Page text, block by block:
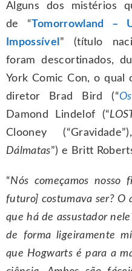
Alguns dos mistérios
de “Tomorrowland –
Impossível ” (título
foram descortinados,
York Comic Con, o qual
diretor Brad Bird (“
Damond Lindelof (“
Clooney
Dálmatas”) e Britt
“Nós começamos
futuro] costumava ser? O
que há de assustador
de forma ligeiramente
que Hogwarts é para a